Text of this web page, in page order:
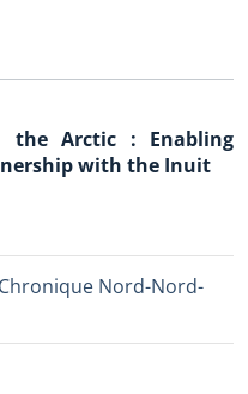
the Arctic : Enabling
with the Inuit
Chronique Nord-Nord-